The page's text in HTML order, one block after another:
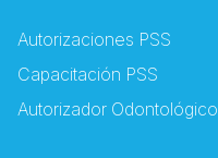
Autorizaciones PSS
Capacitación PSS
Autorizador Odontológico